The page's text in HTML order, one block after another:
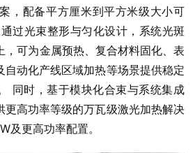
，配备平方厘米到平方米级大小可
过光束整形与匀化设计，系统光斑
，可为金属预热、复合材料固化、表
自动化产线区域加热等场景提供稳定
同时，基于模块化合束与系统集成
更高功率等级的万瓦级激光加热解决
及更高功率配置。